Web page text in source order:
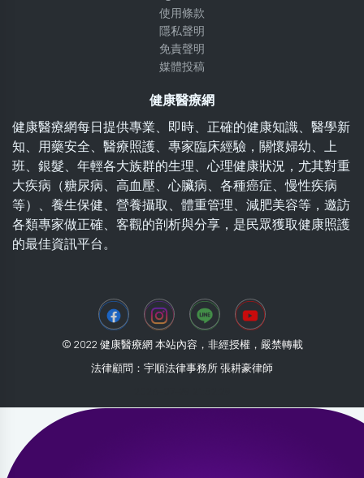
使用條款
隱私聲明
免責聲明
媒體投稿
健康醫療網
健康醫療網每日提供專業、即時、正確的健康知識、醫學新
知、用藥安全、醫療照護、專家臨床經驗，關懷婦幼、上
班、銀髮、年輕各大族群的生理、心理健康狀況，尤其對重
大疾病（糖尿病、高血壓、心臟病、各種癌症、慢性疾病
等）、養生保健、營養攝取、體重管理、減肥美容等，邀訪
各類專家做正確、客觀的剖析與分享，是民眾獲取健康照護
的最佳資訊平台。
© 2022 健康醫療網 本站內容，非經授權，嚴禁轉載
法律顧問：宇順法律事務所 張耕豪律師